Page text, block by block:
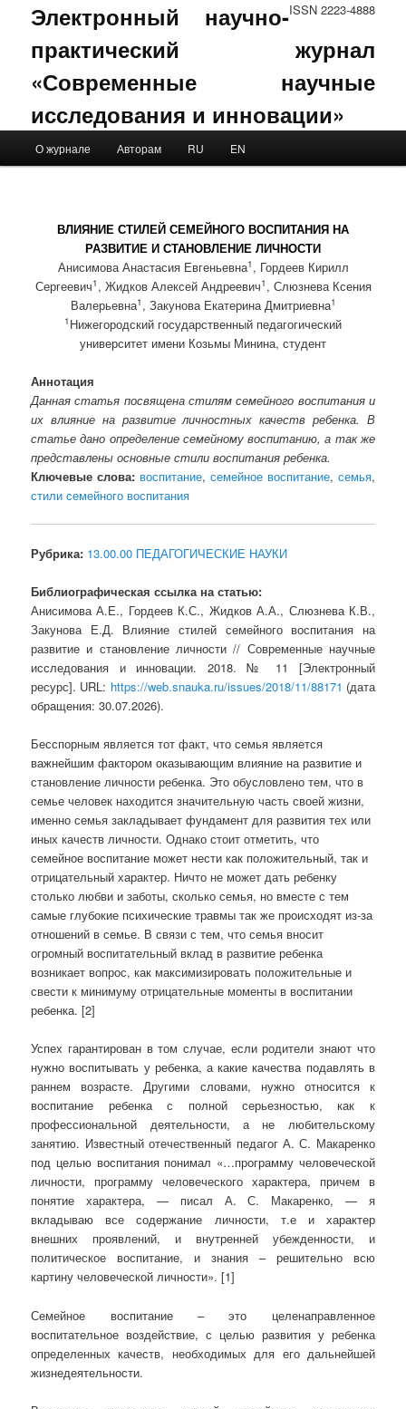
ISSN 2223-4888
Электронный научно-
практический журнал
«Современные научные
исследования и инновации»
Skip to primary content
Skip to secondary content
О журнале Авторам RU EN
ВЛИЯНИЕ СТИЛЕЙ СЕМЕЙНОГО ВОСПИТАНИЯ НА
РАЗВИТИЕ И СТАНОВЛЕНИЕ ЛИЧНОСТИ
Анисимова Анастасия Евгеньевна1 , Гордеев Кирилл
Сергеевич1 , Жидков Алексей Андреевич1 , Слюзнева Ксения
Валерьевна1 , Закунова Екатерина Дмитриевна1
1 Нижегородский государственный педагогический
университет имени Козьмы Минина, студент
Аннотация
Данная статья посвящена стилям семейного воспитания и
их влияние на развитие личностных качеств ребенка. В
статье дано определение семейному воспитанию, а так же
представлены основные стили воспитания ребенка.
Ключевые слова: воспитание, семейное воспитание, семья,
стили семейного воспитания
Рубрика: 13.00.00 ПЕДАГОГИЧЕСКИЕ НАУКИ
Библиографическая ссылка на статью:
Анисимова А.Е., Гордеев К.С., Жидков А.А., Слюзнева К.В.,
Закунова Е.Д. Влияние стилей семейного воспитания на
развитие и становление личности // Современные научные
исследования и инновации. 2018. № 11 [Электронный
ресурс]. URL: https://web.snauka.ru/issues/2018/11/88171 (дата
обращения: 30.07.2026).
Бесспорным является тот факт, что семья является
важнейшим фактором оказывающим влияние на развитие и
становление личности ребенка. Это обусловлено тем, что в
семье человек находится значительную часть своей жизни,
именно семья закладывает фундамент для развития тех или
иных качеств личности. Однако стоит отметить, что
семейное воспитание может нести как положительный, так и
отрицательный характер. Ничто не может дать ребенку
столько любви и заботы, сколько семья, но вместе с тем
самые глубокие психические травмы так же происходят из-за
отношений в семье. В связи с тем, что семья вносит
огромный воспитательный вклад в развитие ребенка
возникает вопрос, как максимизировать положительные и
свести к минимуму отрицательные моменты в воспитании
ребенка. [2]
Успех гарантирован в том случае, если родители знают что
нужно воспитывать у ребенка, а какие качества подавлять в
раннем возрасте. Другими словами, нужно относится к
воспитание ребенка с полной серьезностью, как к
профессиональной деятельности, а не любительскому
занятию. Известный отечественный педагог А. С. Макаренко
под целью воспитания понимал «…программу человеческой
личности, программу человеческого характера, причем в
понятие характера, — писал А. С. Макаренко, — я
вкладываю все содержание личности, т.е и характер
внешних проявлений, и внутренней убежденности, и
политическое воспитание, и знания – решительно всю
картину человеческой личности». [1]
Семейное воспитание – это целенаправленное
воспитательное воздействие, с целью развития у ребенка
определенных качеств, необходимых для его дальнейшей
жизнедеятельности.